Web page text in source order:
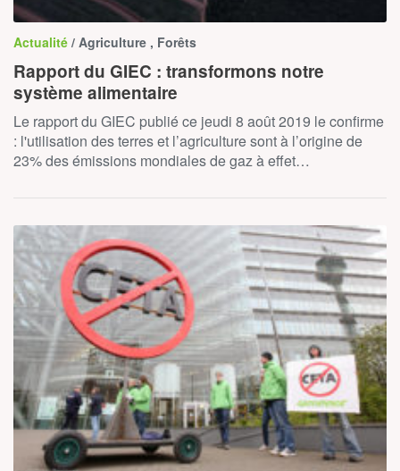
Actualité / Agriculture , Forêts
Rapport du GIEC : transformons notre
système alimentaire
Le rapport du GIEC publié ce jeudi 8 août 2019 le confirme
: l'utilisation des terres et l’agriculture sont à l’origine de
23% des émissions mondiales de gaz à effet…